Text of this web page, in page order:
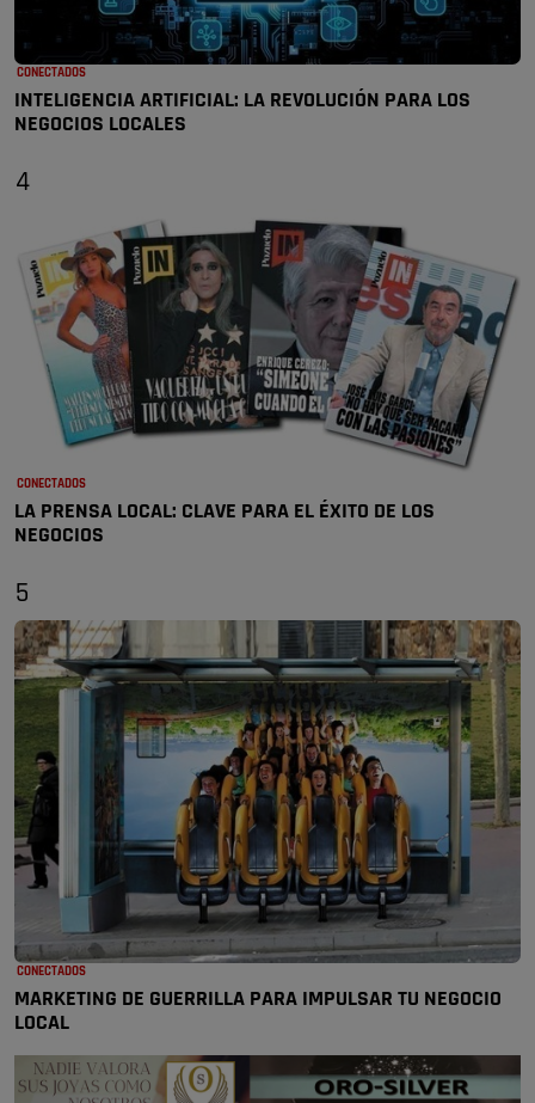
CONECTADOS
INTELIGENCIA ARTIFICIAL: LA REVOLUCIÓN PARA LOS
NEGOCIOS LOCALES
4
CONECTADOS
LA PRENSA LOCAL: CLAVE PARA EL ÉXITO DE LOS
NEGOCIOS
5
CONECTADOS
MARKETING DE GUERRILLA PARA IMPULSAR TU NEGOCIO
LOCAL